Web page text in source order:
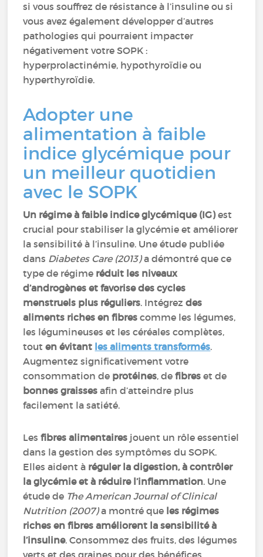
si vous souffrez de résistance à l’insuline ou si
vous avez également développer d’autres
pathologies qui pourraient impacter
négativement votre SOPK :
hyperprolactinémie, hypothyroïdie ou
hyperthyroïdie.
Adopter une
alimentation à faible
indice glycémique pour
un meilleur quotidien
avec le SOPK
Un régime à faible indice glycémique (IG)est
crucial pour stabiliser la glycémie et améliorer
la sensibilité à l’insuline. Une étude publiée
dans Diabetes Care (2013)a démontré que ce
type de régime réduit les niveaux
d’androgènes et favorise des cycles
menstruels plus réguliers. Intégrezdes
aliments riches en fibres comme les légumes,
les légumineuses et les céréales complètes,
touten évitant les aliments transformés.
Augmentez significativement votre
consommation de protéines, defibreset de
bonnes graisses afin d’atteindre plus
facilement la satiété.
Lesfibres alimentaires jouent un rôle essentiel
dans la gestion des symptômes du SOPK.
Elles aident à réguler la digestion, à contrôler
la glycémie et à réduire l’inflammation. Une
étude de The American Journal of Clinical
Nutrition (2007)a montré que les régimes
riches en fibres améliorent la sensibilité à
l’insuline. Consommez des fruits, des légumes
verts et des graines pour des bénéfices